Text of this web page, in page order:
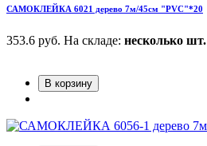
САМОКЛЕЙКА 6021 дерево 7м/45см "PVC"*20
353.6 руб. На складе: несколько шт.
В корзину